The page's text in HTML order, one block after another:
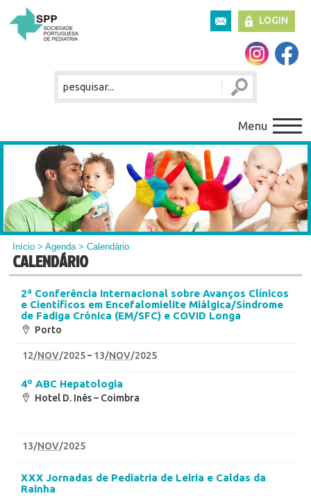
LOGIN
Menu
Início >Agenda> Calendário
CALENDÁRIO
2ª Conferência Internacional sobre Avanços Clínicos
e Científicos em Encefalomielite Miálgica/Síndrome
de Fadiga Crónica (EM/SFC) e COVID Longa
Porto
12/NOV/2025 13/NOV/2025
4º ABC Hepatologia
Hotel D. Inês – Coimbra
13/NOV/2025
XXX Jornadas de Pediatria de Leiria e Caldas da
Rainha